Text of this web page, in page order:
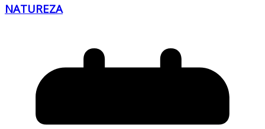
NATUREZA